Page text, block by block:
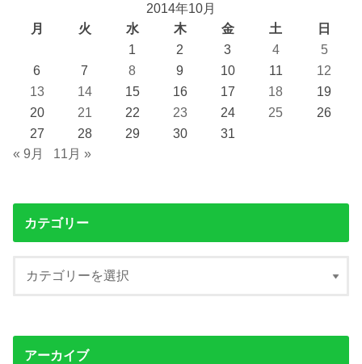
2014年10月
月
火 水 木 金 土
日
1
2 3 4
5
6
7 8 9 10 11
12
13
14 15 16 17 18
19
20
21 22 23 24 25
26
27
28 29 30
31
« 9月
11月 »
カテゴリー
アーカイブ